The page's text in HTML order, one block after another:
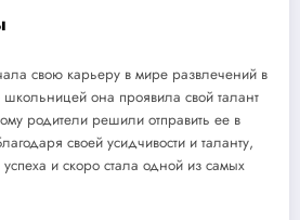
свою карьеру в мире развлечений в
она проявила свой талант
родители решили отправить ее в
своей усидчивости и таланту,
и скоро стала одной из самых